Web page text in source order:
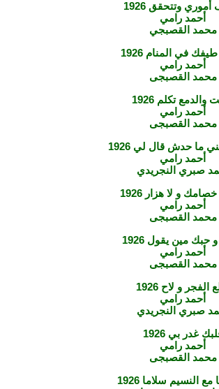
وتتحقق 1926
أحمد رامي
محمد القصبجي
في المنام 1926
أحمد رامي
محمد القصبجى
تكلم 1926
أحمد رامي
محمد القصبجى
ما حدش قال لي 1926
أحمد رامي
صبري النجريدي
و لا هزار 1926
أحمد رامي
محمد القصبجى
مين يقول 1926
أحمد رامي
محمد القصبجى
الفجر و لاح 1926
أحمد رامي
صبري النجريدي
غدر بي 1926
أحمد رامي
محمد القصبجى
مع النسيم سلاما 1926